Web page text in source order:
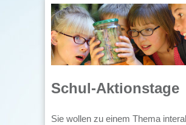
Schul-Aktionstage
Sie wollen zu einem Thema